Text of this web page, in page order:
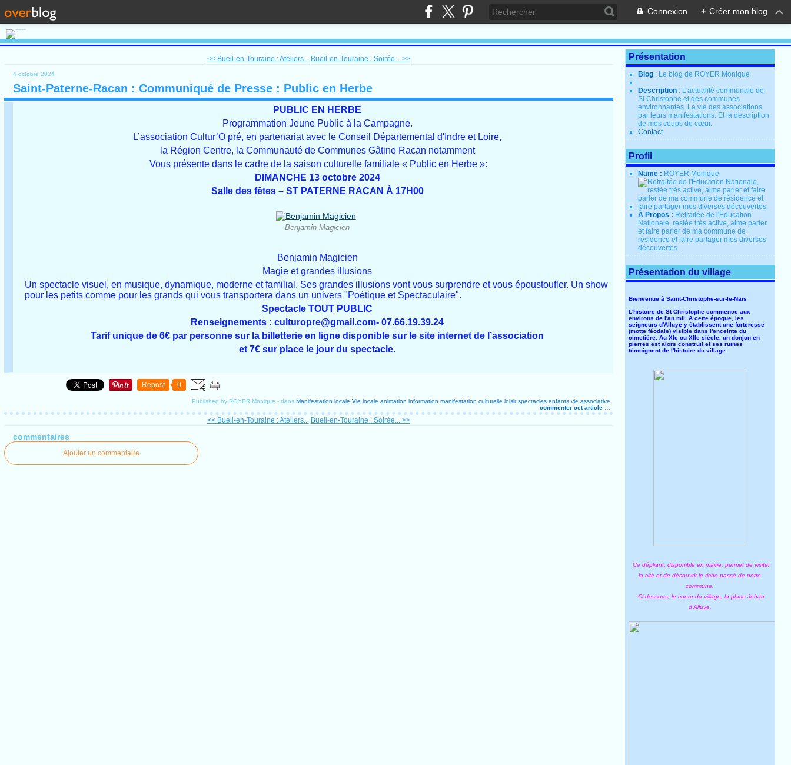
Connexion + Créer mon blog
<< Bueil-en-Touraine : Ateliers... Bueil-en-Touraine : Soirée... >>
4 octobre 2024
Saint-Paterne-Racan : Communiqué de Presse : Public en Herbe
PUBLIC EN HERBE
Programmation Jeune Public à la Campagne.
L’association Cultur’O pré, en partenariat avec le Conseil Départemental d'Indre et Loire,
la Région Centre, la Communauté de Communes Gâtine Racan notamment
Vous présente dans le cadre de la saison culturelle familiale « Public en Herbe »:
DIMANCHE 13 octobre 2024
Salle des fêtes – ST PATERNE RACAN À 17H00
Benjamin Magicien
Benjamin Magicien
Magie et grandes illusions
Un spectacle visuel, en musique, dynamique, moderne et familial. Ses grandes illusions vont vous surprendre et vous époustoufler. Un show
pour les petits comme pour les grands qui vous transportera dans un univers "Poétique et Spectaculaire".
Spectacle TOUT PUBLIC
Renseignements : culturopre@gmail.com- 07.66.19.39.24
Tarif unique de 6€ par personne sur la billetterie en ligne disponible sur le site internet de l’association
et 7€ sur place le jour du spectacle.
Repost 0
Published by ROYER Monique -dans Manifestation locale Vie locale animation information manifestation culturelle loisir spectacles enfants vie associative
commenter cet article
<< Bueil-en-Touraine : Ateliers... Bueil-en-Touraine : Soirée... >>
commentaires
Ajouter un commentaire
Présentation
Blog : Le blog de ROYER Monique
Description : L'actualité communale de
St Christophe et des communes
environnantes. La vie des associations
par leurs manifestations. Et la description
de mes coups de cœur.
Contact
Profil
Name : ROYER Monique
À Propos : Retraitée de l'Éducation
Nationale, restée très active, aime parler
et faire parler de ma commune de
résidence et faire partager mes diverses
découvertes.
Présentation du village
Bienvenue à Saint-Christophe-sur-le-Nais
L'histoire de St Christophe commence aux
environs de l'an mil. A cette époque, les
seigneurs d'Alluye y établissent une forteresse
(motte féodale) visible dans l'enceinte du
cimetière. Au XIe ou XIIe siècle, un donjon en
pierres est alors construit et ses ruines
témoignent de l'histoire du village.
Ce dépliant, disponible en mairie, permet de visiter
la cité et de découvrir le riche passé de notre
commune.
Ci-dessous, le coeur du village, la place Jehan
d'Alluye.